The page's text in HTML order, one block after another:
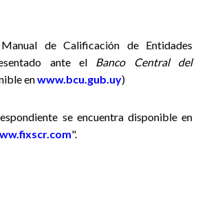
de Calificación de Entidades
ante el Banco Central del
enwww.bcu.gub.uy)
se encuentra disponible en
".